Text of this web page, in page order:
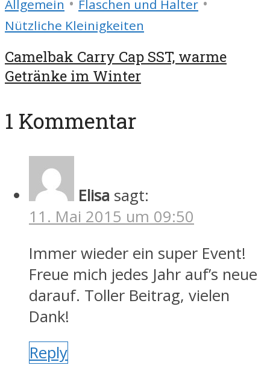
Allgemein Flaschen und Halter
Nützliche Kleinigkeiten
Camelbak Carry Cap SST, warme
Getränke im Winter
1 Kommentar
Elisa sagt:
11. Mai 2015 um 09:50
Immer wieder ein super Event!
Freue mich jedes Jahr auf’s neue
darauf. Toller Beitrag, vielen
Dank!
Reply